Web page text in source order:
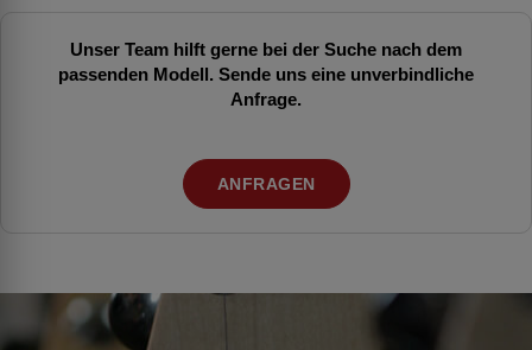
Unser Team hilft gerne bei der Suche nach dem
passenden Modell. Sende uns eine unverbindliche
Anfrage.
ANFRAGEN